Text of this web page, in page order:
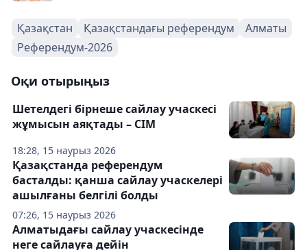
Қазақстан Қазақстандағы референдум
Алматы
Референдум-2026
Оқи отырыңыз
18:28, 15 наурыз 2026
Шетелдегі бірнеше сайлау учаскесі
жұмысын аяқтады – СІМ
07:26, 15 наурыз 2026
Қазақстанда референдум
басталды: қанша сайлау учаскелері
ашылғаны белгілі болды
Алматыдағы сайлау учаскесінде
неге сайлауға дейін